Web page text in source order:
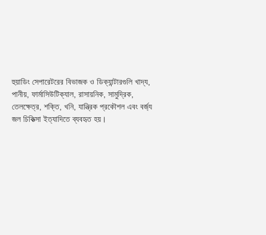
হুয়াডিং সেপারেটরের বিভাজক ও ডিক্যান্টারগুলি খাদ্য,
পানীয়, ফার্মাসিউটিক্যাল, রাসায়নিক, সামুদ্রিক,
তেলক্ষেত্র, শক্তি, খনি, যান্ত্রিক প্রকৌশল এবং বর্জ্য
জল চিকিত্সা ইত্যাদিতে ব্যবহৃত হয়।